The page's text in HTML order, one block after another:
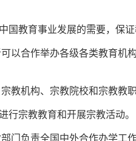
教育事业发展的需要，保证
以合作举办各级各类教育机
教机构、宗教院校和宗教教
宗教教育和开展宗教活动。
门负责全国中外合作办学工